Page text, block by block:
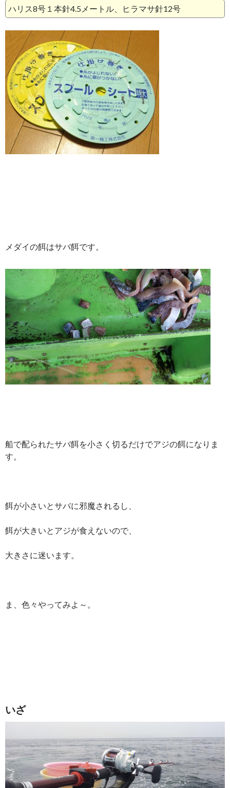
ハリス8号１本針4.5メートル、ヒラマサ針12号
メダイの餌はサバ餌です。
船で配られたサバ餌を小さく切るだけでアジの餌になりま
す。
餌が小さいとサバに邪魔されるし、
餌が大きいとアジが食えないので、
大きさに迷います。
ま、色々やってみよ～。
いざ